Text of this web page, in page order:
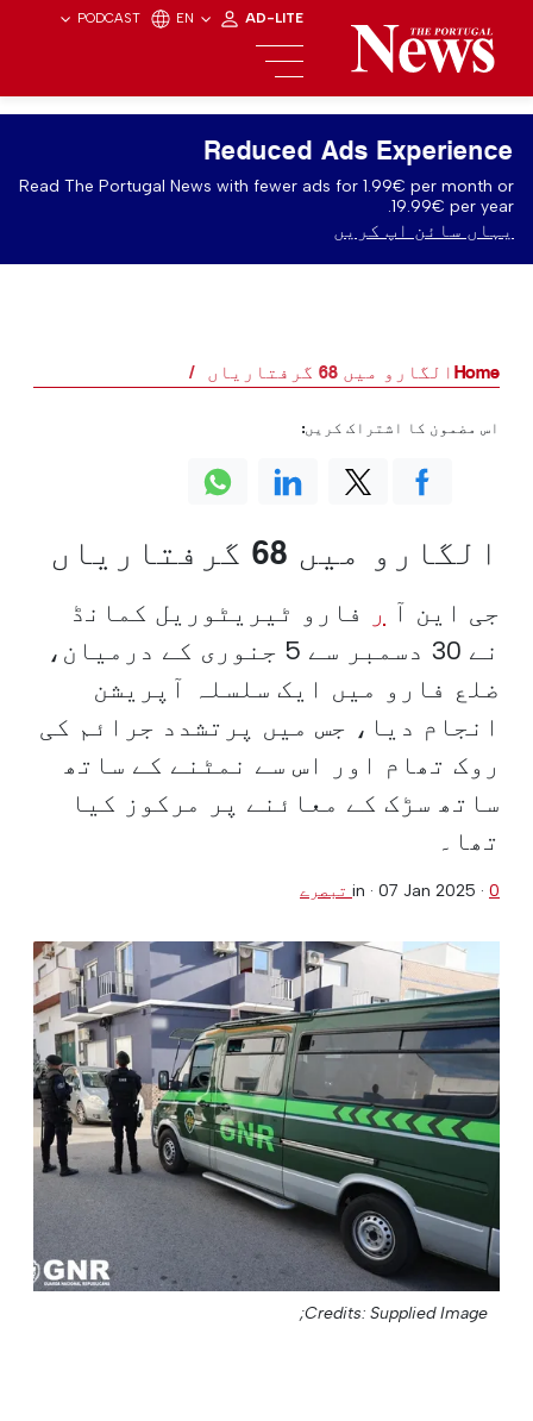
PODCAST EN AD-LITE
Reduced Ads Experience
Read The Portugal News with fewer ads for 1.99€ per month or
19.99€ per year.
یہاں سائن اپ کریں
Home الگارو میں 68 گرفتاریاں
الگارو میں 68 گرفتاریاں
جی این آ ر
فارو ٹیریٹوریل کمانڈ
نے 30 دسمبر سے 5 جنوری کے درمیان،
ضلع فارو میں ایک سلسلہ آپریشن
انجام دیا، جس میں پرتشدد جرائم کی
روک تھام اور اس سے نمٹنے کے ساتھ
ساتھ سڑک کے معائنے پر مرکوز کیا
تھا۔
in · 07 Jan 2025 · 0 تبصرے
Credits: Supplied Image;
اس مضمون کا اشتراک کریں: